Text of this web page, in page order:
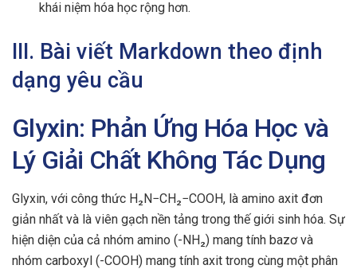
khái niệm hóa học rộng hơn.
III. Bài viết Markdown theo định
dạng yêu cầu
Glyxin: Phản Ứng Hóa Học và
Lý Giải Chất Không Tác Dụng
Glyxin, với công thức H₂N−CH₂−COOH, là amino axit đơn
giản nhất và là viên gạch nền tảng trong thế giới sinh hóa. Sự
hiện diện của cả nhóm amino (-NH₂) mang tính bazơ và
nhóm carboxyl (-COOH) mang tính axit trong cùng một phân